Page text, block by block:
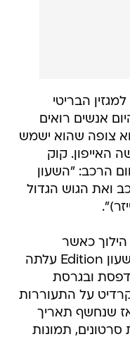
הבריטי
אנשים רואים
צופה שהוא ישמש
האייפון. קוק
הרכב: "השעון
ואת הגוש הגדול
כאשר
של השעון Edition עלתה
ובגרסת
על התעוררות
שנחשף תאריך
תמונות